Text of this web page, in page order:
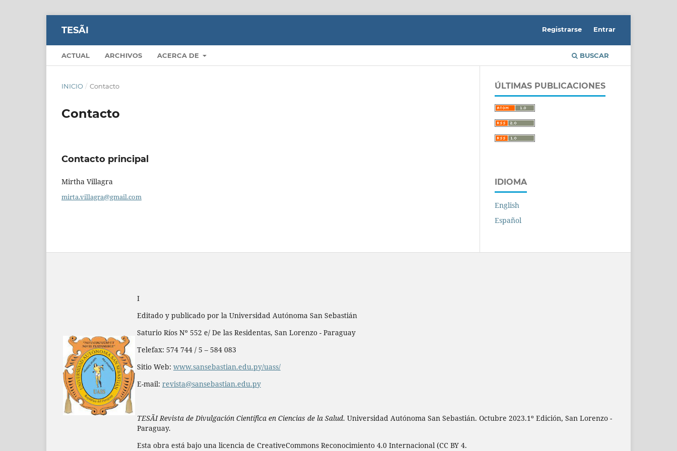
TESÃI
ACTUAL ARCHIVOS ACERCA DE BUSCAR
Registrarse Entrar
INICIO / Contacto
Contacto
Contacto principal
Mirtha Villagra
mirta.villagra@gmail.com
ÚLTIMAS PUBLICACIONES
IDIOMA
English
Español
I
Editado y publicado por la Universidad Autónoma San Sebastián
Saturio Ríos Nº 552 e/ De las Residentas, San Lorenzo - Paraguay
Telefax: 574 744 / 5 – 584 083
Sitio Web: www.sansebastian.edu.py/uass/
E-mail: revista@sansebastian.edu.py
TESÃI Revista de Divulgación Científica en Ciencias de la Salud. Universidad Autónoma San Sebastián. Octubre 2023.1º Edición, San Lorenzo -
Paraguay.
Esta obra está bajo una licencia de CreativeCommons Reconocimiento 4.0 Internacional (CC BY 4.